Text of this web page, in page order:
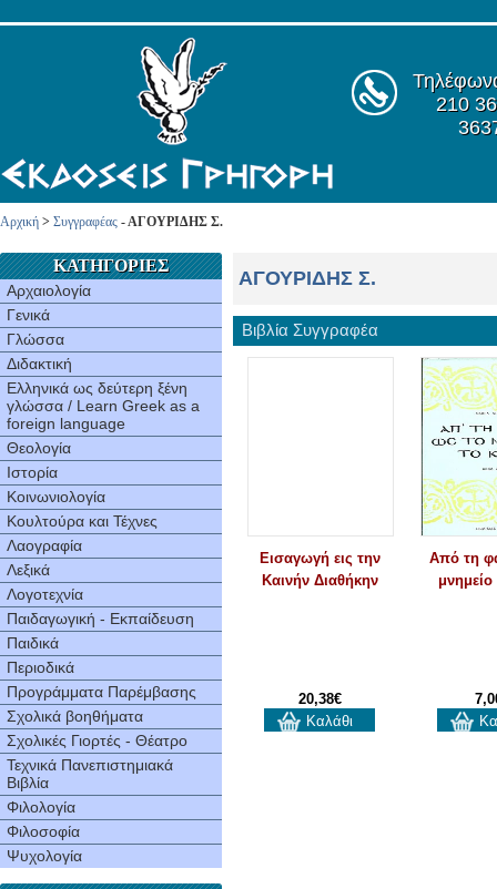
210
Αρχική > Συγγραφέας - ΑΓΟΥPIΔHΣ Σ.
ΚΑΤΗΓΟΡΙΕΣ
Αρχαιολογία
Γενικά
Γλώσσα
Διδακτική
Ελληνικά ως δεύτερη ξένη
γλώσσα / Learn Greek as a
foreign language
Θεολογία
Ιστορία
Κοινωνιολογία
Κουλτούρα και Τέχνες
Λαογραφία
Λεξικά
Λογοτεχνία
Παιδαγωγική - Εκπαίδευση
Παιδικά
Περιοδικά
Προγράμματα Παρέμβασης
Σχολικά βοηθήματα
Σχολικές Γιορτές - Θέατρο
Τεχνικά Πανεπιστημιακά
Βιβλία
Φιλολογία
Φιλοσοφία
Ψυχολογία
ΑΓΟΥPIΔHΣ Σ.
Βιβλία Συγγραφέα
Εισαγωγή εις την
Kαινήν Διαθήκην
20,38€
Καλάθι
Από τη
μνημείο